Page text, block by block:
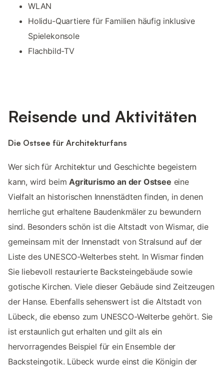
WLAN
Holidu-Quartiere für Familien häufig inklusive
Spielekonsole
Flachbild-TV
Reisende und Aktivitäten
Die Ostsee für Architekturfans
Wer sich für Architektur und Geschichte begeistern
kann, wird beimAgriturismo an der Ostsee eine
Vielfalt an historischen Innenstädten finden, in denen
herrliche gut erhaltene Baudenkmäler zu bewundern
sind. Besonders schön ist die Altstadt von Wismar, die
gemeinsam mit der Innenstadt von Stralsund auf der
Liste des UNESCO-Welterbes steht. In Wismar finden
Sie liebevoll restaurierte Backsteingebäude sowie
gotische Kirchen. Viele dieser Gebäude sind Zeitzeugen
der Hanse. Ebenfalls sehenswert ist die Altstadt von
Lübeck, die ebenso zum UNESCO-Welterbe gehört. Sie
ist erstaunlich gut erhalten und gilt als ein
hervorragendes Beispiel für ein Ensemble der
Backsteingotik. Lübeck wurde einst die Königin der